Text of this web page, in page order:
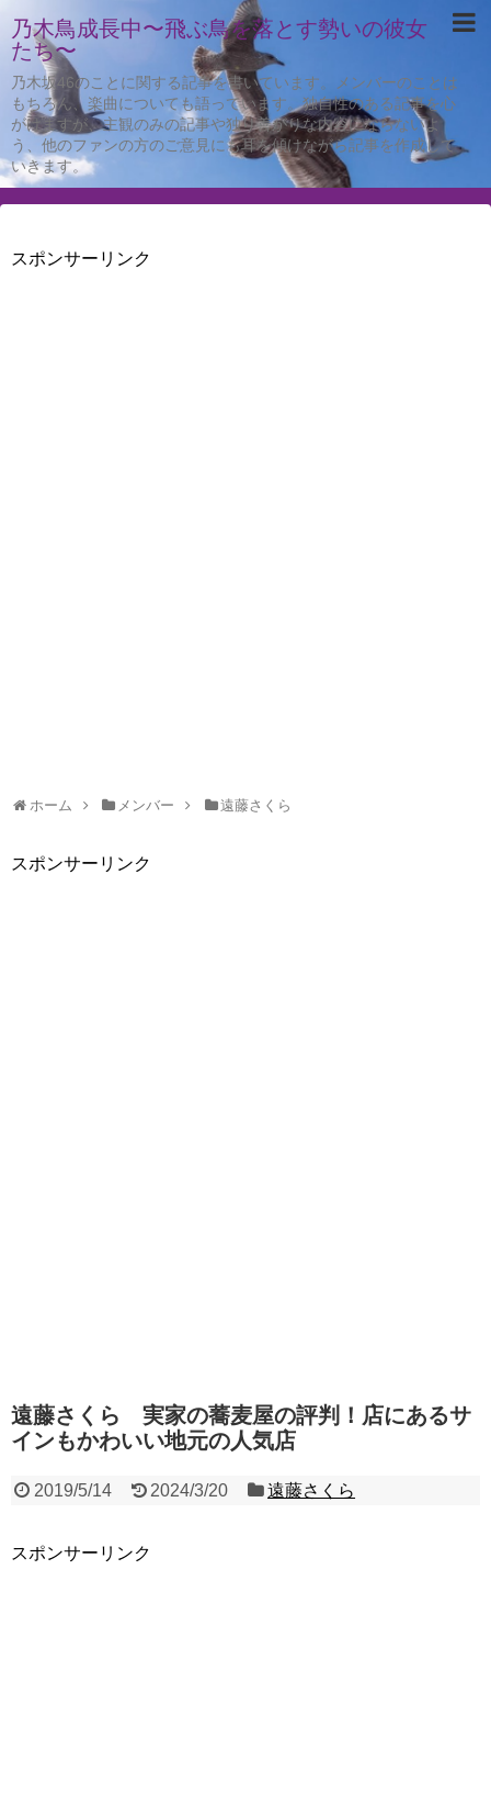
乃木鳥成長中〜飛ぶ鳥を落とす勢いの彼女
たち〜
乃木坂46のことに関する記事を書いています。メンバーのことは
もちろん、楽曲についても語っています。独自性のある記事を心
がけますが、主観のみの記事や独り善がりな内容にならないよ
う、他のファンの方のご意見にも耳を傾けながら記事を作成して
いきます。
スポンサーリンク
ホーム メンバー 遠藤さくら
スポンサーリンク
遠藤さくら 実家の蕎麦屋の評判！店にあるサ
インもかわいい地元の人気店
2019/5/14 2024/3/20 遠藤さくら
スポンサーリンク